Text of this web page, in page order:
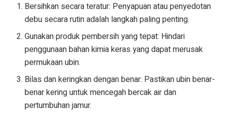
Bersihkan secara teratur: Penyapuan atau penyedotan
debu secara rutin adalah langkah paling penting.
Gunakan produk pembersih yang tepat: Hindari
penggunaan bahan kimia keras yang dapat merusak
permukaan ubin.
Bilas dan keringkan dengan benar: Pastikan ubin benar-
benar kering untuk mencegah bercak air dan
pertumbuhan jamur.